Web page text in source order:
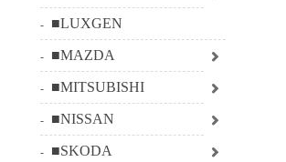
■LUXGEN
■MAZDA
■MITSUBISHI
■NISSAN
■SKODA